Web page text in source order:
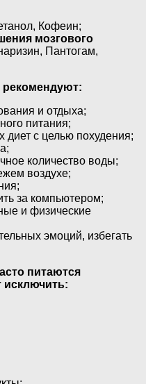
Кофеин;
мозгового
Пантогам,
рекомендуют:
и отдыха;
питания;
диет с целью похудения;
количество воды;
воздухе;
за компьютером;
и физические
эмоций, избегать
питаются
исключить: